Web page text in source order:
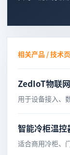
相关产品 / 技术页
ZedIoT物联
用于设备接入、
智能冷柜温控
适合商用冷柜、